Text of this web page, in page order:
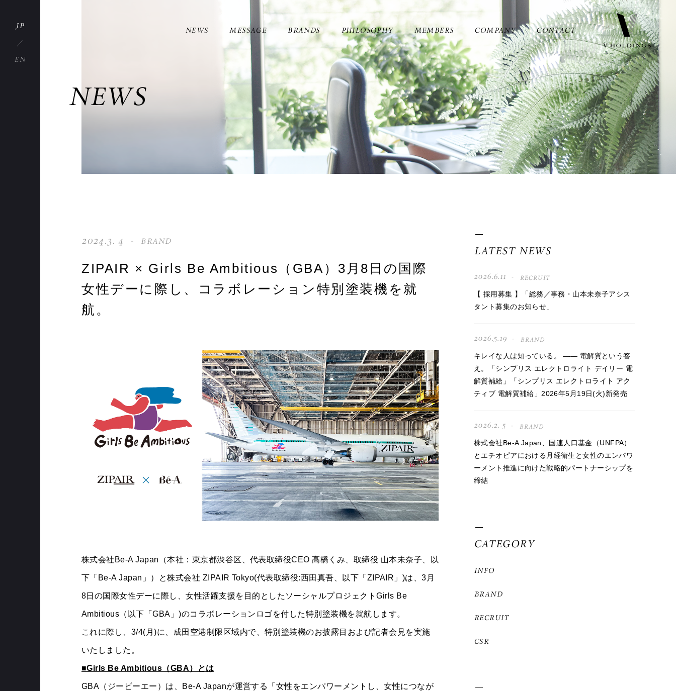
NEWS MESSAGE BRANDS PHILOSOPHY MEMBERS COMPANY CONTACT
JP
EN
NEWS
2024.3. 4 BRAND
ZIPAIR × Girls Be Ambitious（GBA）3月8日の国際
女性デーに際し、コラボレーション特別塗装機を就
航。
株式会社Be-A Japan（本社：東京都渋谷区、代表取締役CEO 髙橋くみ、取締役 山本未奈子、以
下「Be-A Japan」）と株式会社 ZIPAIR Tokyo(代表取締役:西田真吾、以下「ZIPAIR」)は、3月
8日の国際女性デーに際し、女性活躍支援を目的としたソーシャルプロジェクトGirls Be
Ambitious（以下「GBA」)のコラボレーションロゴを付した特別塗装機を就航します。
これに際し、3/4(月)に、成田空港制限区域内で、特別塗装機のお披露目および記者会見を実施
いたしました。
■Girls Be Ambitious（GBA）とは
GBA（ジービーエー）は、Be-A Japanが運営する「女性をエンパワーメントし、女性につなが
LATEST NEWS
2026.6.11 RECRUIT
【 採用募集 】「総務／事務・山本未奈子アシス
タント募集のお知らせ」
2026.5.19 BRAND
キレイな人は知っている。 —— 電解質という答
え。「シンプリス エレクトロライト デイリー 電
解質補給」「シンプリス エレクトロライト アク
ティブ 電解質補給」2026年5月19日(火)新発売
2026.2. 5 BRAND
株式会社Be-A Japan、国連人口基金（UNFPA）
とエチオピアにおける月経衛生と女性のエンパワ
ーメント推進に向けた戦略的パートナーシップを
締結
CATEGORY
INFO
BRAND
RECRUIT
CSR